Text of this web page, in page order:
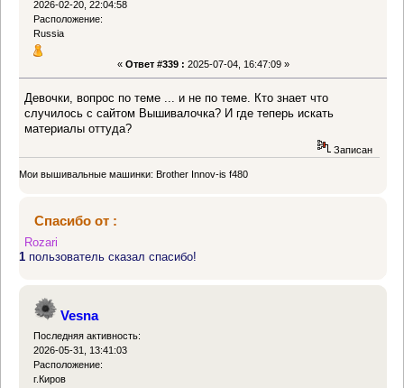
2026-02-20, 22:04:58
Расположение:
Russia
« Ответ #339 : 2025-07-04, 16:47:09 »
Девочки, вопрос по теме ... и не по теме. Кто знает что
случилось с сайтом Вышивалочка? И где теперь искать
материалы оттуда?
Записан
Мои вышивальные машинки: Brother Innov-is f480
Спасибо от :
Rozari
1 пользователь сказал спасибо!
Vesna
Последняя активность:
2026-05-31, 13:41:03
Расположение:
г.Киров